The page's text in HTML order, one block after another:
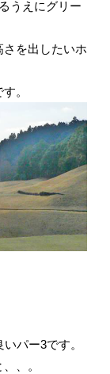
うえにグリー
を出したいホ
。
パー3です。
、。